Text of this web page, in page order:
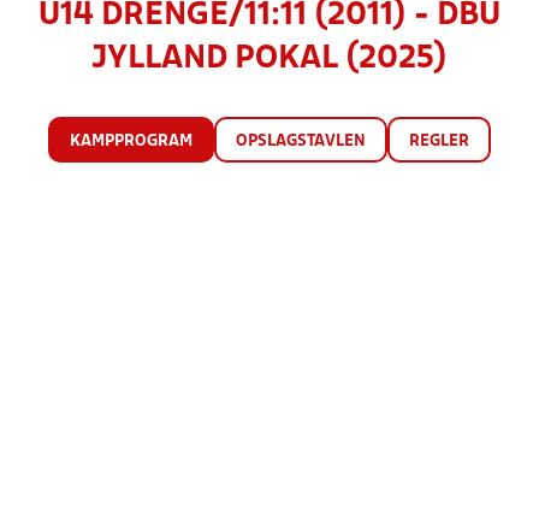
U14 DRENGE/11:11 (2011) - DBU
JYLLAND POKAL (2025)
KAMPPROGRAM OPSLAGSTAVLEN REGLER